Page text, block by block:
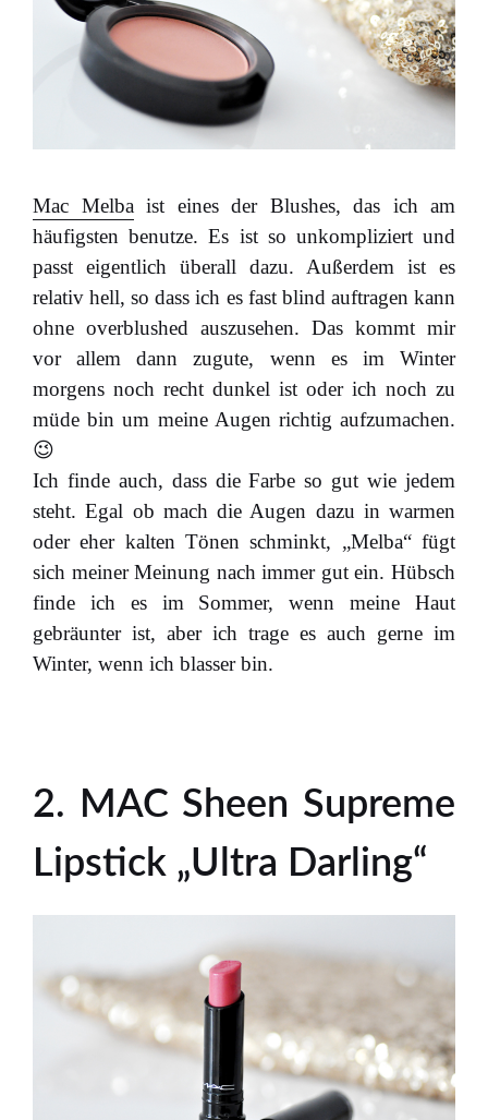
Mac Melbaist eines der Blushes, das ich am
häufigsten benutze. Es ist so unkompliziert und
passt eigentlich überall dazu. Außerdem ist es
relativ hell, so dass ich es fast blind auftragen kann
ohne overblushed auszusehen. Das kommt mir
vor allem dann zugute, wenn es im Winter
morgens noch recht dunkel ist oder ich noch zu
müde bin um meine Augen richtig aufzumachen.
😉
Ich finde auch, dass die Farbe so gut wie jedem
steht. Egal ob mach die Augen dazu in warmen
oder eher kalten Tönen schminkt, „Melba“ fügt
sich meiner Meinung nach immer gut ein. Hübsch
finde ich es im Sommer, wenn meine Haut
gebräunter ist, aber ich trage es auch gerne im
Winter, wenn ich blasser bin.
2. MAC Sheen Supreme
Lipstick „Ultra Darling“